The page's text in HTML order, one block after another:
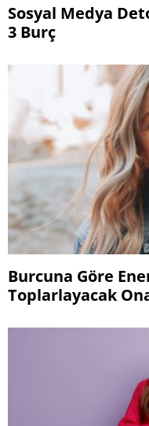
Sosyal Medya
3 Burç
Burcuna Göre
Toplarlayacak